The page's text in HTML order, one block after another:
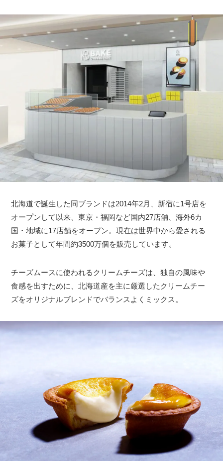
北海道で誕生した同ブランドは2014年2月、新宿に1号店を
オープンして以来、東京・福岡など国内27店舗、海外6カ
国・地域に17店舗をオープン。現在は世界中から愛される
お菓子として年間約3500万個を販売しています。
チーズムースに使われるクリームチーズは、独自の風味や
食感を出すために、北海道産を主に厳選したクリームチー
ズをオリジナルブレンドでバランスよくミックス。